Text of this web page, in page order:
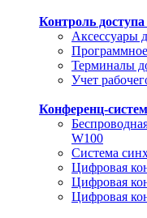
Контроль
Аксессуары
Терминалы
Учет
Конференц-
W100
Система
Цифровая
Цифровая
Цифровая